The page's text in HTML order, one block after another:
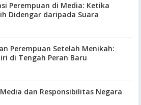
Perempuan di Media: Ketika
Didengar daripada Suara
Perempuan Setelah Menikah:
di Tengah Peran Baru
dan Responsibilitas Negara